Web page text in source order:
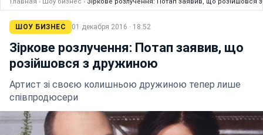
ШОУ БИЗНЕС 01 декабря 2016 · 18:52
Зіркове розлучення: Потап заявив, що
розійшовся з дружиною
Артист зі своєю колишньою дружиною тепер лише
співпродюсери